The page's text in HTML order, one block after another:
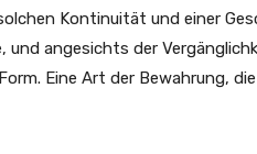
Kontinuität und einer
und angesichts der
Eine Art der Bewahrung,